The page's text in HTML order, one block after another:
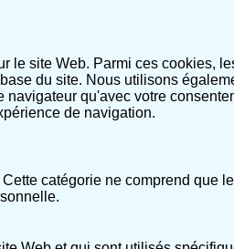
site Web. Parmi ces cookies,
du site. Nous utilisons
qu'avec votre
de navigation.
catégorie ne comprend que